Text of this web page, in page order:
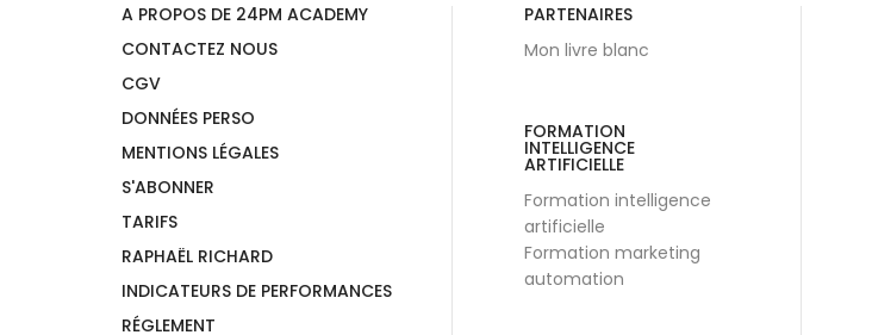
A PROPOS DE 24PM ACADEMY
CONTACTEZ NOUS
CGV
DONNÉES PERSO
MENTIONS LÉGALES
S'ABONNER
TARIFS
RAPHAËL RICHARD
INDICATEURS DE PERFORMANCES
RÉGLEMENT
PARTENAIRES
Mon livre blanc
FORMATION
INTELLIGENCE
ARTIFICIELLE
Formation intelligence
artificielle
Formation marketing
automation